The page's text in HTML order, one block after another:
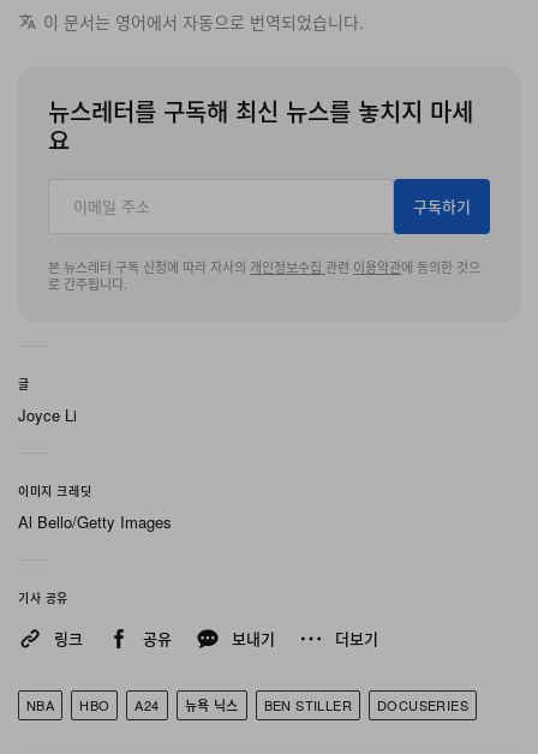
큰 기대를 모으는 이번 TV 프로젝트는 New York Knicks
를 이룬 직후에 선보여진다. Stiller가 연출을 맡은 이 다큐
시리즈는 이 상징적인 농구 프랜차이즈의 모든 시대를 입
에 따르면, 서사는 1990년대의 거친 투혼부터 우승 트로피
를 New York City로 다시 가져온 믿기 힘든 기록적 포스
트시즌 행보에 이르기까지 팀의 전 궤적을 따라갈 예정이
인터뷰, 지금까지 공개된 적 없는 영상들을 십분 활용해, 농
구계에서 가장 열정적인 문화 중 하나를 결정판에 가깝게
가 진행하는
자신이 “분명히 ‘Knicks in 26’이라고 말했다”고 언급했다.
기간 내내 휴대폰으로 비하인드 순간들을 이미 담아두었다
며 “당연히 폰으로 이것저것 찍고 있었다”고 밝혔다. 이어
이 팀은 분명 오랫동안 이어져 온 무언가가 지금 하나로 응
이 문서는 영어에서 자동으로 번역되었습니다.
뉴스레터를 구독해 최신 뉴스를 놓치지 마세
요
구독하기
본 뉴스레터 구독 신청에 따라 자사의 개인정보수집 관련 이용약관에 동의한 것으
로 간주됩니다.
글
Joyce Li
이미지 크레딧
Al Bello/Getty Images
기사 공유
링크 공유 보내기 더보기
NBA HBO A24 뉴욕 닉스 BEN STILLER DOCUSERIES